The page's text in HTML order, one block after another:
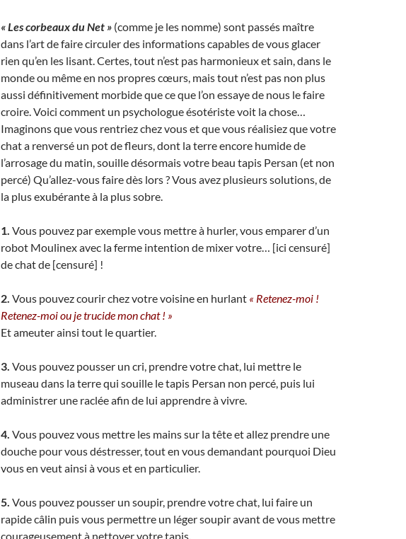
« Les corbeaux du Net » (comme je les nomme) sont passés maître
dans l’art de faire circuler des informations capables de vous glacer
rien qu’en les lisant. Certes, tout n’est pas harmonieux et sain, dans le
monde ou même en nos propres cœurs, mais tout n’est pas non plus
aussi définitivement morbide que ce que l’on essaye de nous le faire
croire. Voici comment un psychologue ésotériste voit la chose…
Imaginons que vous rentriez chez vous et que vous réalisiez que votre
chat a renversé un pot de fleurs, dont la terre encore humide de
l’arrosage du matin, souille désormais votre beau tapis Persan (et non
percé) Qu’allez-vous faire dès lors ? Vous avez plusieurs solutions, de
la plus exubérante à la plus sobre.
1. Vous pouvez par exemple vous mettre à hurler, vous emparer d’un
robot Moulinex avec la ferme intention de mixer votre… [ici censuré]
de chat de [censuré] !
2. Vous pouvez courir chez votre voisine en hurlant « Retenez-moi !
Retenez-moi ou je trucide mon chat ! »
Et ameuter ainsi tout le quartier.
3. Vous pouvez pousser un cri, prendre votre chat, lui mettre le
museau dans la terre qui souille le tapis Persan non percé, puis lui
administrer une raclée afin de lui apprendre à vivre.
4. Vous pouvez vous mettre les mains sur la tête et allez prendre une
douche pour vous déstresser, tout en vous demandant pourquoi Dieu
vous en veut ainsi à vous et en particulier.
5. Vous pouvez pousser un soupir, prendre votre chat, lui faire un
rapide câlin puis vous permettre un léger soupir avant de vous mettre
courageusement à nettoyer votre tapis.